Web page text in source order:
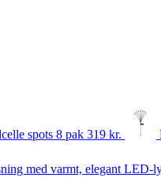
spots 8 pak 319 kr.
med varmt, elegant LED-